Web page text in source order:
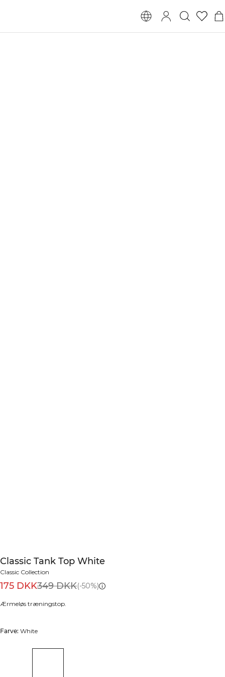
Classic Tank Top White
Classic Collection
175 DKK349 DKK(-50%)
Ærmeløs træningstop.
Farve: White